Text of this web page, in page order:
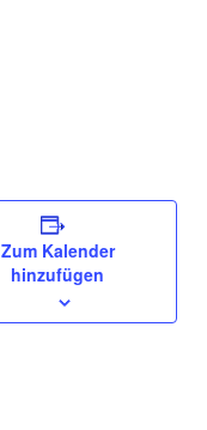
Zum Kalender
hinzufügen